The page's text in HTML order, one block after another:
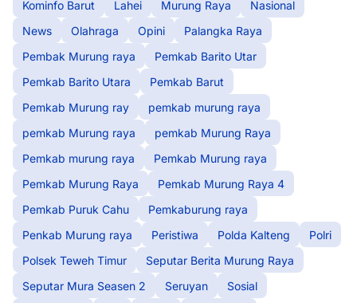
Kominfo Barut
Lahei Murung Raya
Nasional
News
Olahraga Opini
Palangka Raya
Pembak Murung raya
Pemkab Barito Utar
Pemkab Barito Utara
Pemkab Barut
Pemkab Murung ray
pemkab murung raya
pemkab Murung raya
pemkab Murung Raya
Pemkab murung raya
Pemkab Murung raya
Pemkab Murung Raya
Pemkab Murung Raya 4
Pemkab Puruk Cahu
Pemkaburung raya
Penkab Murung raya
Peristiwa Polda Kalteng
Polri
Polsek Teweh Timur
Seputar Berita Murung Raya
Seputar Mura Seasen 2
Seruyan
Sosial